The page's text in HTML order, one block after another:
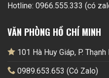
Hotline: 0966.555.333 (có
VĂN PHÒNG HỒ CHÍ MINH
101 Hà Huy Giáp, P.
0989.653.653 (Có Zalo)